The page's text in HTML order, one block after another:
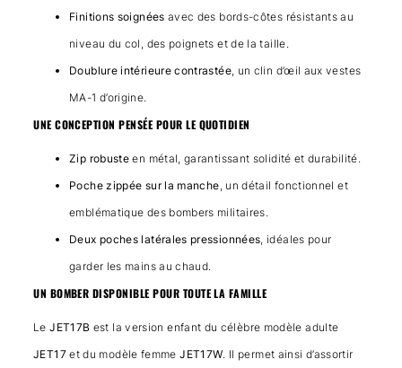
Finitions soignées avec des bords-côtes résistants au
niveau du col, des poignets et de la taille.
Doublure intérieure contrastée, un clin d’œil aux vestes
MA-1 d’origine.
UNE CONCEPTION PENSÉE POUR LE QUOTIDIEN
Zip robuste en métal, garantissant solidité et durabilité.
Poche zippée sur la manche, un détail fonctionnel et
emblématique des bombers militaires.
Deux poches latérales pressionnées, idéales pour
garder les mains au chaud.
UN BOMBER DISPONIBLE POUR TOUTE LA FAMILLE
LeJET17B est la version enfant du célèbre modèle adulte
JET17et du modèle femmeJET17W. Il permet ainsi d’assortir